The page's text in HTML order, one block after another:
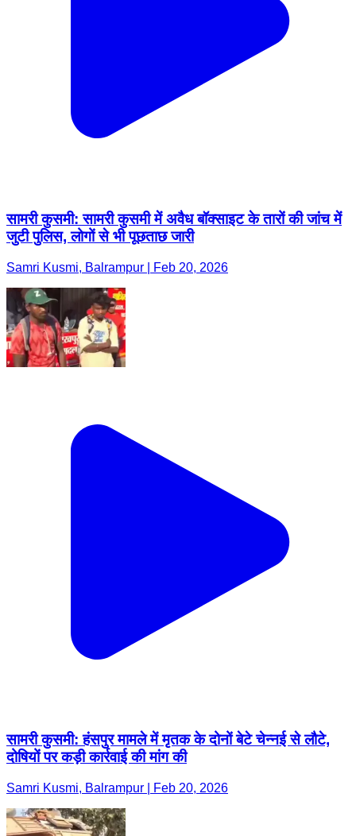
सामरी कुसमी: सामरी कुसमी में अवैध बॉक्साइट के तारों की जांच में
जुटी पुलिस, लोगों से भी पूछताछ जारी
Samri Kusmi, Balrampur | Feb 20, 2026
सामरी कुसमी: हंसपुर मामले में मृतक के दोनों बेटे चेन्नई से लौटे,
दोषियों पर कड़ी कार्रवाई की मांग की
Samri Kusmi, Balrampur | Feb 20, 2026